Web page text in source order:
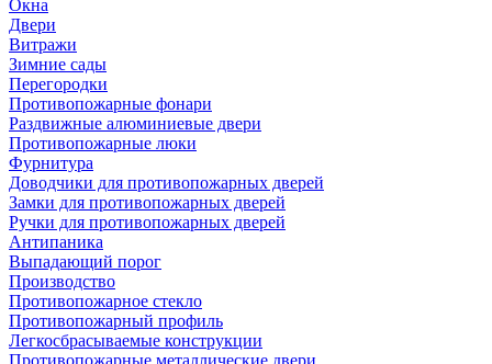
Окна
Двери
Витражи
Зимние сады
Перегородки
Противопожарные фонари
Раздвижные алюминиевые двери
Противопожарные люки
Фурнитура
Доводчики для противопожарных дверей
Замки для противопожарных дверей
Ручки для противопожарных дверей
Антипаника
Выпадающий порог
Производство
Противопожарное стекло
Противопожарный профиль
Легкосбрасываемые конструкции
Противопожарные металлические двери